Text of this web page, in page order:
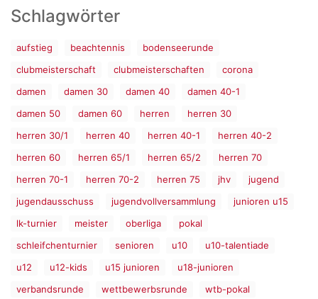
Schlagwörter
aufstieg beachtennis
bodenseerunde
clubmeisterschaft
clubmeisterschaften
corona
damen
damen 30 damen 40
damen 40-1
damen 50
damen 60 herren
herren 30
herren 30/1
herren 40 herren 40-1
herren 40-2
herren 60
herren 65/1 herren 65/2
herren 70
herren 70-1
herren 70-2 herren 75 jhv
jugend
jugendausschuss
jugendvollversammlung
junioren u15
lk-turnier
meister oberliga
pokal
schleifchenturnier
senioren u10
u10-talentiade
u12
u12-kids u15 junioren
u18-junioren
verbandsrunde
wettbewerbsrunde wtb-pokal